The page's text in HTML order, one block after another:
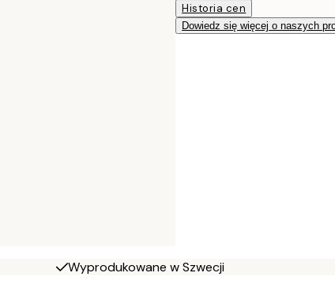
Historia cen
Dowiedz się więcej o naszych
Wyprodukowane w Szwecji